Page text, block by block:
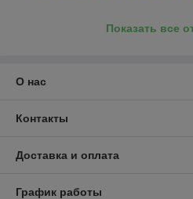
Показать все
О нас
Контакты
Доставка и оплата
График работы